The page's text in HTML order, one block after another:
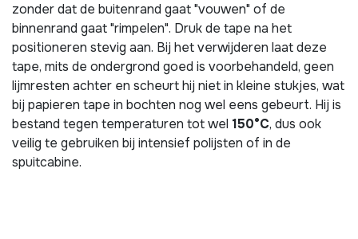
zonder dat de buitenrand gaat "vouwen" of de
binnenrand gaat "rimpelen". Druk de tape na het
positioneren stevig aan. Bij het verwijderen laat deze
tape, mits de ondergrond goed is voorbehandeld, geen
lijmresten achter en scheurt hij niet in kleine stukjes, wat
bij papieren tape in bochten nog wel eens gebeurt. Hij is
bestand tegen temperaturen tot wel 150°C, dus ook
veilig te gebruiken bij intensief polijsten of in de
spuitcabine.